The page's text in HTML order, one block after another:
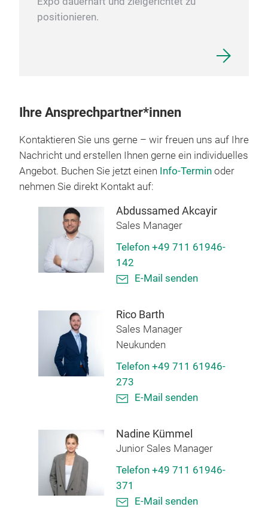
positionieren.
Ihre Ansprechpartner*innen
Kontaktieren Sie uns gerne – wir freuen uns auf Ihre
Nachricht und erstellen Ihnen gerne ein individuelles
Angebot. Buchen Sie jetzt einen Info-Termin oder
nehmen Sie direkt Kontakt auf:
Abdussamed Akcayir
Sales Manager
Telefon +49 711 61946-
142
E-Mail senden
Rico Barth
Sales Manager
Neukunden
Telefon +49 711 61946-
273
E-Mail senden
Nadine Kümmel
Junior Sales Manager
Telefon +49 711 61946-
371
E-Mail senden